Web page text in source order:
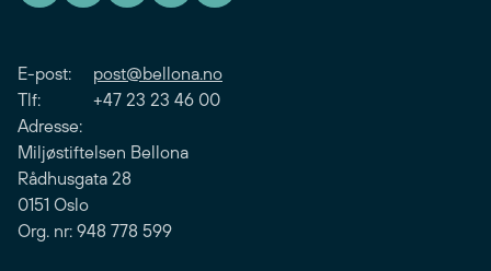
E-post: post@bellona.no
Tlf: +47 23 23 46 00
Adresse:
Miljøstiftelsen Bellona
Rådhusgata 28
0151 Oslo
Org. nr: 948 778 599